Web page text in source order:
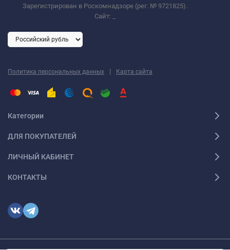
Зарегистрирован в Роскомнадзоре (рег. № 9721825).
Сайт:
Политика персональных данных | Карта сайта
Категории
ДЛЯ ПОКУПАТЕЛЕЙ
ЛИЧНЫЙ КАБИНЕТ
КОНТАКТЫ